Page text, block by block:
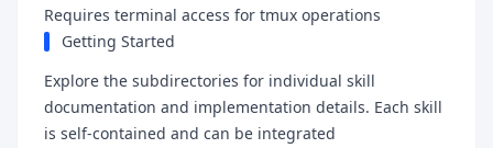
Requires terminal access for tmux operations
Getting Started
Explore the subdirectories for individual skill
documentation and implementation details. Each skill
is self-contained and can be integrated